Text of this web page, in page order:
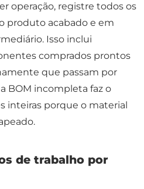
operação, registre todos os
produto acabado e em
Isso inclui
comprados prontos
que passam por
BOM incompleta faz o
inteiras porque o material
de trabalho por